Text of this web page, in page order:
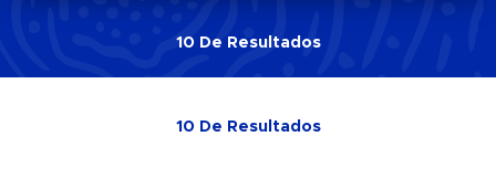
10 De Resultados
10 De Resultados